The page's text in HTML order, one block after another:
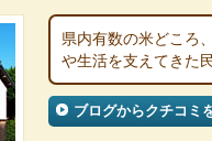
県内有数の米どころ
や生活を支えてきた
ブログからクチコミ